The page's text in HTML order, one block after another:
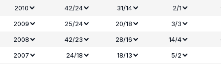
2010
42/24 31/14 2/1
2009
25/24 20/18 3/3
2008
42/23 28/16 14/4
2007
24/18 18/13
5/2